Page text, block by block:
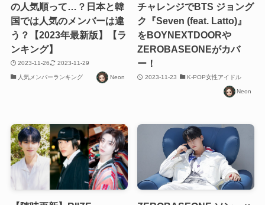
の人気順って…？日本と韓
国では人気のメンバーは違
う？【2023年最新版】【ラ
ンキング】
2023-11-26 2023-11-29
人気メンバーランキング Neon
チャレンジでBTS ジョング
ク『Seven (feat. Latto)』
をBOYNEXTDOORや
ZEROBASEONEがカバ
ー！
2023-11-23 K-POP女性アイドル
Neon